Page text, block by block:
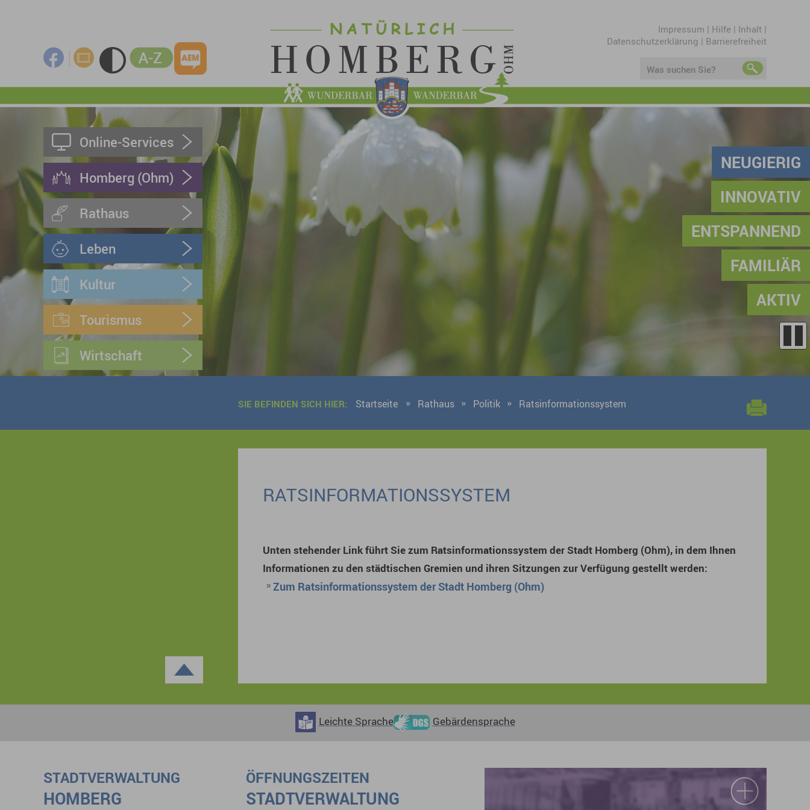
Impressum | Hilfe | Inhalt |
Datenschutzerklärung | Barrierefreiheit
Was suchen Sie?
NEUGIERIG
INNOVATIV
ENTSPANNEND
FAMILIÄR
AKTIV
Online-Services
Homberg (Ohm)
Rathaus
Leben
Kultur
Tourismus
Wirtschaft
SIE BEFINDEN SICH HIER: Startseite Rathaus Politik Ratsinformationssystem
RATSINFORMATIONSSYSTEM
Unten stehender Link führt Sie zum Ratsinformationssystem der Stadt Homberg (Ohm), in dem Ihnen
Informationen zu den städtischen Gremien und ihren Sitzungen zur Verfügung gestellt werden:
Zum Ratsinformationssystem der Stadt Homberg (Ohm)
Leichte Sprache Gebärdensprache
STADTVERWALTUNG
HOMBERG
ÖFFNUNGSZEITEN
STADTVERWALTUNG